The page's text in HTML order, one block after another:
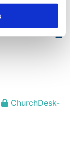
ChurchDesk-